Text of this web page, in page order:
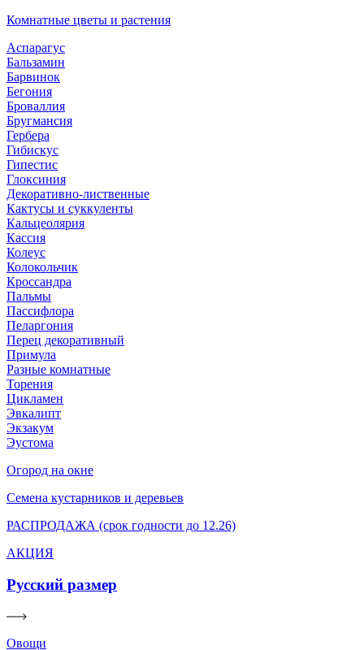
Комнатные цветы и растения
Аспарагус
Бальзамин
Барвинок
Бегония
Броваллия
Бругмансия
Гербера
Гибискус
Гипестис
Глоксиния
Декоративно-лиственные
Кактусы и суккуленты
Кальцеолярия
Кассия
Колеус
Колокольчик
Кроссандра
Пальмы
Пассифлора
Пеларгония
Перец декоративный
Примула
Разные комнатные
Торения
Цикламен
Эвкалипт
Экзакум
Эустома
Огород на окне
Семена кустарников и деревьев
РАСПРОДАЖА (срок годности до 12.26)
АКЦИЯ
Русский размер
Овощи